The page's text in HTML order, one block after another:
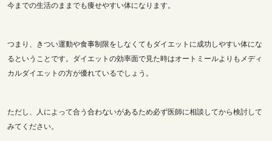
今までの生活のままでも痩せやすい体になります。
つまり、きつい運動や食事制限をしなくてもダイエットに成功しやすい体にな
るということです。ダイエットの効率面で見た時はオートミールよりもメディ
カルダイエットの方が優れているでしょう。
ただし、人によって合う合わないがあるため必ず医師に相談してから検討して
みてください。